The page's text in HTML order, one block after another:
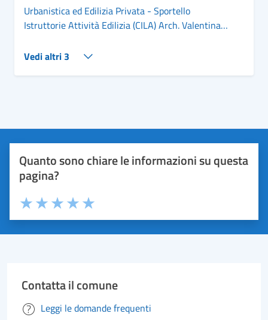
Urbanistica ed Edilizia Privata - Sportello
Istruttorie Attività Edilizia (CILA) Arch. Valentina
Vedi altri 3
Quanto sono chiare le informazioni su questa
pagina?
Valuta 5 stelle su 5
Valuta 4 stelle su 5
Valuta 3 stelle su 5
Valuta 2 stelle su 5
Valuta 1 stelle su 5
Contatta il comune
Leggi le domande frequenti